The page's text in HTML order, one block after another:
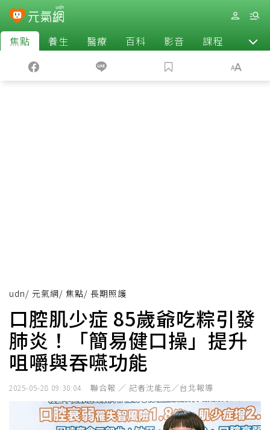
焦點 養生 醫療 百科 影音 課程 退休
udn/ 元氣網/ 焦點/ 長期照護
口腔肌少症 85歲爺吃粽引發
肺炎！「簡易健口操」提升
咀嚼與吞嚥功能
2025-05-28 09:30:04 聯合報 ／ 記者沈能元／台北報導